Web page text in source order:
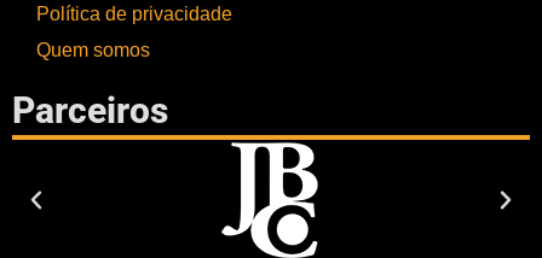
Política de privacidade
Quem somos
Parceiros